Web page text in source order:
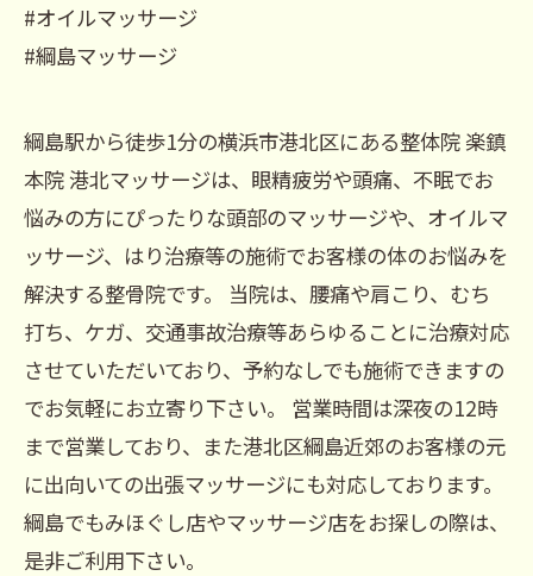
#オイルマッサージ
#綱島マッサージ
綱島駅から徒歩1分の横浜市港北区にある整体院 楽鎮
本院 港北マッサージは、眼精疲労や頭痛、不眠でお
悩みの方にぴったりな頭部のマッサージや、オイルマ
ッサージ、はり治療等の施術でお客様の体のお悩みを
解決する整骨院です。 当院は、腰痛や肩こり、むち
打ち、ケガ、交通事故治療等あらゆることに治療対応
させていただいており、予約なしでも施術できますの
でお気軽にお立寄り下さい。 営業時間は深夜の12時
まで営業しており、また港北区綱島近郊のお客様の元
に出向いての出張マッサージにも対応しております。
綱島でもみほぐし店やマッサージ店をお探しの際は、
是非ご利用下さい。